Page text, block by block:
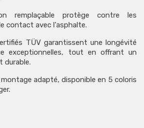
remplaçable protège contre les
contact avec l'asphalte.
TÜV garantissent une longévité
exceptionnelles, tout en offrant un
durable.
adapté, disponible en 5 coloris